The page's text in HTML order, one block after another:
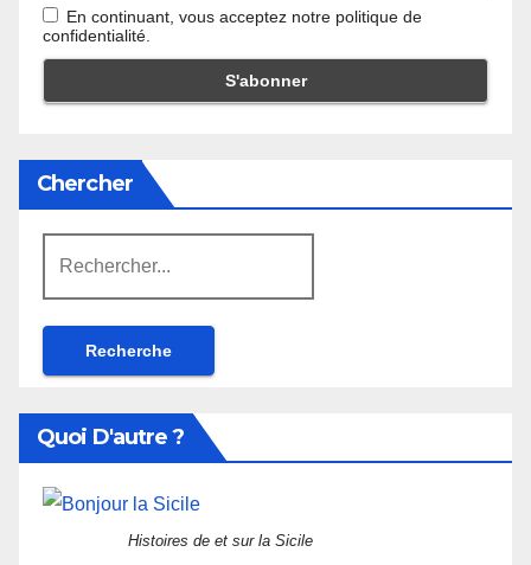
En continuant, vous acceptez notre politique de
confidentialité.
Chercher
Quoi D'autre ?
Histoires de et sur la Sicile